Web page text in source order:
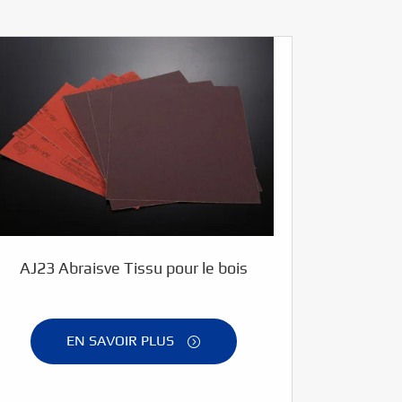
AJ23 Abraisve Tissu pour le bois
EN SAVOIR PLUS 